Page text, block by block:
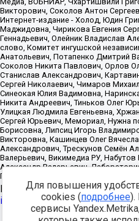
Источник:https://
inostrannyih-agentov-22-03-
Для повышения
cookies (подробнее).
сервисы